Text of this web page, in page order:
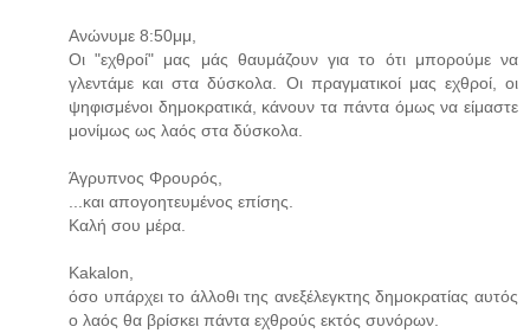
Ανώνυμε 8:50μμ,
Οι "εχθροί" μας μάς θαυμάζουν για το ότι μπορούμε να
γλεντάμε και στα δύσκολα. Οι πραγματικοί μας εχθροί, οι
ψηφισμένοι δημοκρατικά, κάνουν τα πάντα όμως να είμαστε
μονίμως ως λαός στα δύσκολα.
Άγρυπνος Φρουρός,
...και απογοητευμένος επίσης.
Καλή σου μέρα.
Kakalon,
όσο υπάρχει το άλλοθι της ανεξέλεγκτης δημοκρατίας αυτός
ο λαός θα βρίσκει πάντα εχθρούς εκτός συνόρων.